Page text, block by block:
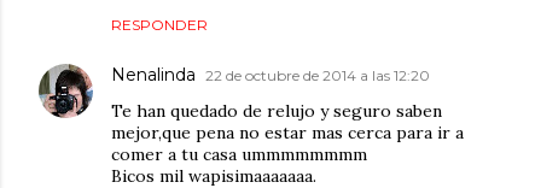
RESPONDER
Nenalinda 22 de octubre de 2014 a las 12:20
Te han quedado de relujo y seguro saben
mejor,que pena no estar mas cerca para ir a
comer a tu casa ummmmmmmm
Bicos mil wapisimaaaaaaa.